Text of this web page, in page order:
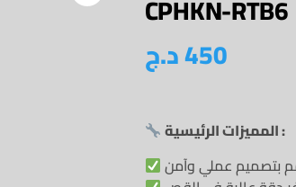
CPHKN-RTB6
450د.ج
المميزات الرئيسية :